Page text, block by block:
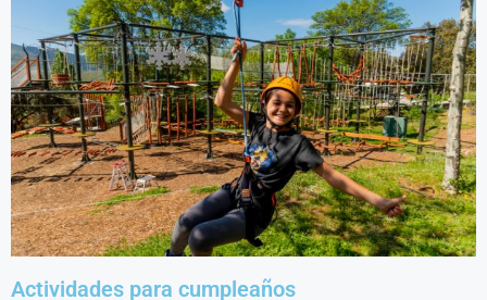
Actividades para cumpleaños